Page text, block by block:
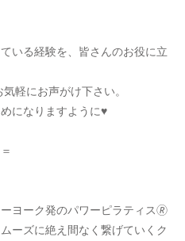
いる経験を、皆さんのお役に立
軽にお声がけ下さい。
になりますように♥️
ヨーク発のパワーピラティス🄬
ーズに絶え間なく繋げていくク